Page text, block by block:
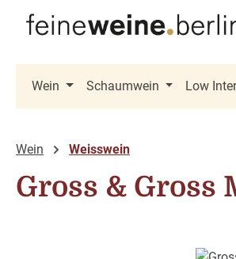
Hauptinhalt springen
Zur Suche springen
Zur Hauptnavigation springen
Wein Schaumwein Low
Wein Weisswein
Gross & Gross